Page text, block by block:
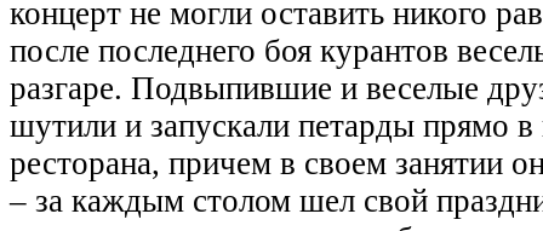
концерт не могли оставить никого
после последнего боя курантов
разгаре. Подвыпившие и веселые
шутили и запускали петарды прямо
ресторана, причем в своем занятии
– за каждым столом шел свой